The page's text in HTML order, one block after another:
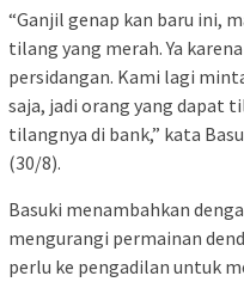
“Ganjil genap kan baru ini,
tilang yang merah. Ya
persidangan. Kami lagi
saja, jadi orang yang dapat
tilangnya di bank,” kata
(30/8).
Basuki menambahkan
mengurangi permainan
perlu ke pengadilan untuk